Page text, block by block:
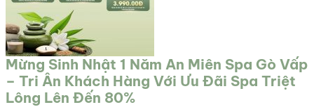
Mừng Sinh Nhật 1 Năm An Miên Spa Gò Vấp
– Tri Ân Khách Hàng Với Ưu Đãi Spa Triệt
Lông Lên Đến 80%